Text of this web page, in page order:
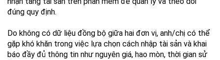
đúng quy định.
Do không có dữ liệu đồng bộ giữa hai đơn vị, anh/chị có thể
gặp khó khăn trong việc lựa chọn cách nhập tài sản và khai
báo đầy đủ thông tin như nguyên giá, hao mòn, thời gian sử